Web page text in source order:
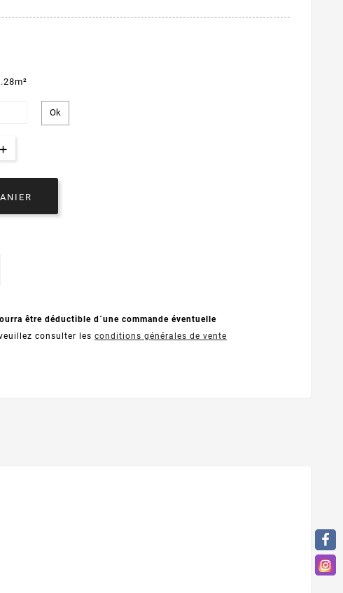
être déductible d´une commande éventuelle
consulter les conditions générales de vente